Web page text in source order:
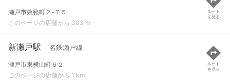
瀬戸市效範町２-７５
このページの店舗から 303 m
ルート
を見る
新瀬戸駅 名鉄瀬戸線
瀬戸市東横山町６２
このページの店舗から 1 km
ルート
を見る